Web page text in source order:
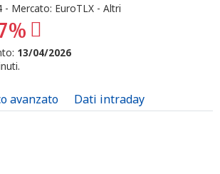
- Mercato: EuroTLX - Altri
13/04/2026
avanzato Dati intraday